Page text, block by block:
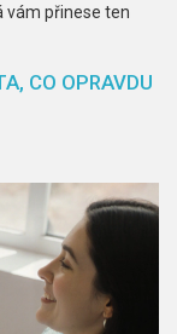
vám přinese ten
CO OPRAVDU